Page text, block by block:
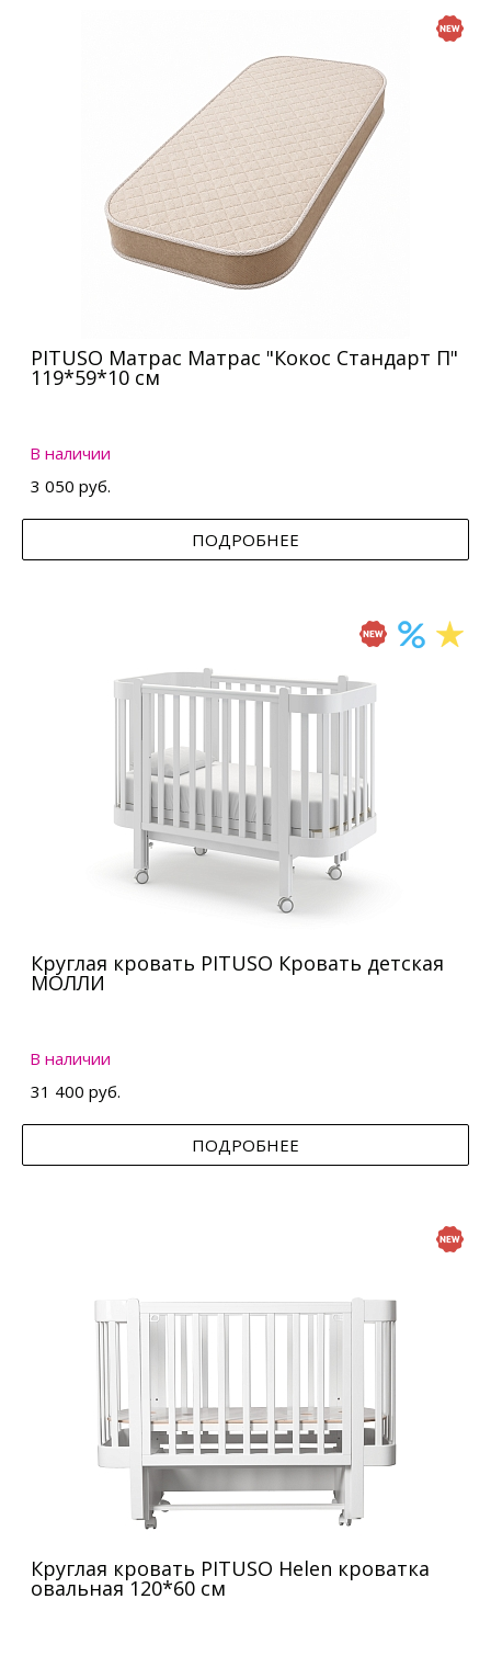
PITUSO Матрас Матрас "Кокос Стандарт П"
119*59*10 см
В наличии
3 050 руб.
ПОДРОБНЕЕ
Круглая кровать PITUSO Кровать детская
МОЛЛИ
В наличии
31 400 руб.
ПОДРОБНЕЕ
Круглая кровать PITUSO Helen кроватка
овальная 120*60 см